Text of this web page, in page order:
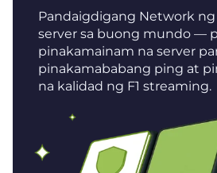
Pandaigdigang Network ng
server sa buong mundo —
pinakamainam na server
pinakamababang ping at
na kalidad ng F1 streaming.